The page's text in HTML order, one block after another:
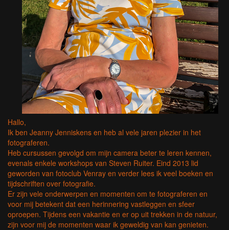
Hallo,
Ik ben Jeanny Jenniskens en heb al vele jaren plezier in het
fotograferen.
Heb cursussen gevolgd om mijn camera beter te leren kennen,
evenals enkele workshops van Steven Ruiter. Eind 2013 lid
geworden van fotoclub Venray en verder lees ik veel boeken en
tijdschriften over fotografie.
Er zijn vele onderwerpen en momenten om te fotograferen en
voor mij betekent dat een herinnering vastleggen en sfeer
oproepen. Tijdens een vakantie en er op uit trekken in de natuur,
zijn voor mij de momenten waar ik geweldig van kan genieten.